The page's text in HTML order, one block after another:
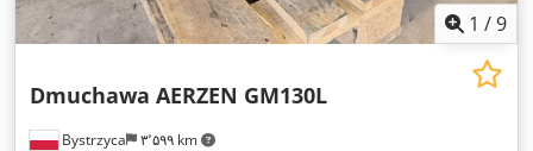
1 /9
Bystrzyca ۳٬۵۹۹ km
Dmuchawa AERZEN GM130L